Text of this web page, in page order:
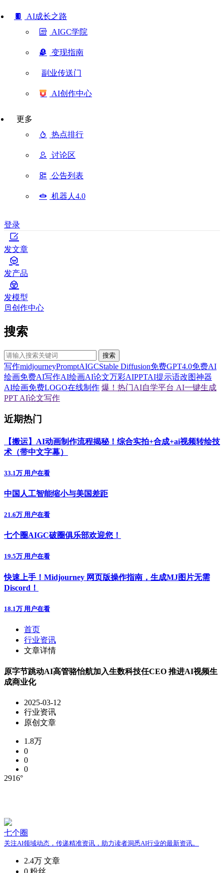
AI成长之路
AIGC学院
变现指南
副业传送门
AI创作中心
更多
热点排行
讨论区
公告列表
机器人4.0
登录
发文章
发产品
发模型
创作中心
搜索
搜索
写作midjourneyPromptAIGCStable Diffusion免费GPT4.0免费AI
绘画免费AI写作AI绘画AI论文万彩AIPPTAI提示语改图神器
AI绘画免费LOGO在线制作 爆！热门AI自学平台 AI一键生成
PPT AI论文写作
近期热门
【搬运】AI动画制作流程揭秘！综合实拍+合成+ai视频转绘技
术（带中文字幕）
33.1万 用户在看
中国人工智能缩小与美国差距
21.6万 用户在看
七个圈AIGC破圈俱乐部欢迎您！
19.5万 用户在看
快速上手！Midjourney 网页版操作指南，生成MJ图片无需
Discord！
18.1万 用户在看
首页
行业资讯
文章详情
原字节跳动AI高管骆怡航加入生数科技任CEO 推进AI视频生
成商业化
2025-03-12
行业资讯
原创文章
1.8万
0
0
0
2916°
七个圈
关注AI领域动态，传递精准资讯，助力读者洞悉AI行业的最新资讯。
2.4万 文章